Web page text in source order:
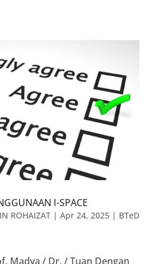
I-SPACE
ROHAIZAT| Apr 24, 2025| BTeD
Madya / Dr. / Tuan Dengan